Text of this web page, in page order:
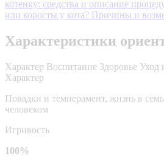
котенку: средства и описание
или коросты у кота? Причины и
Характеристики
Характер Воспитание Здоровье Уход
Характер
Повадки и темперамент, жизнь в
человеком
Игривость
100%